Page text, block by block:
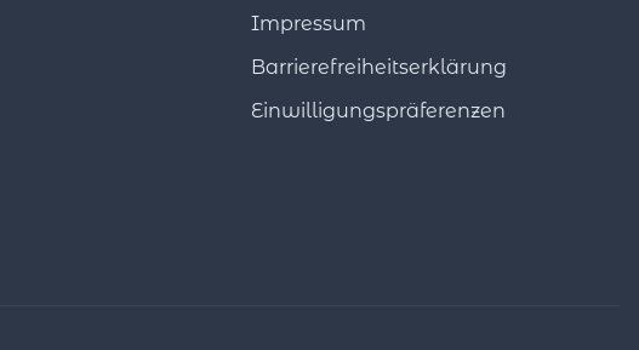
Impressum
Barrierefreiheitserklärung
Einwilligungspräferenzen